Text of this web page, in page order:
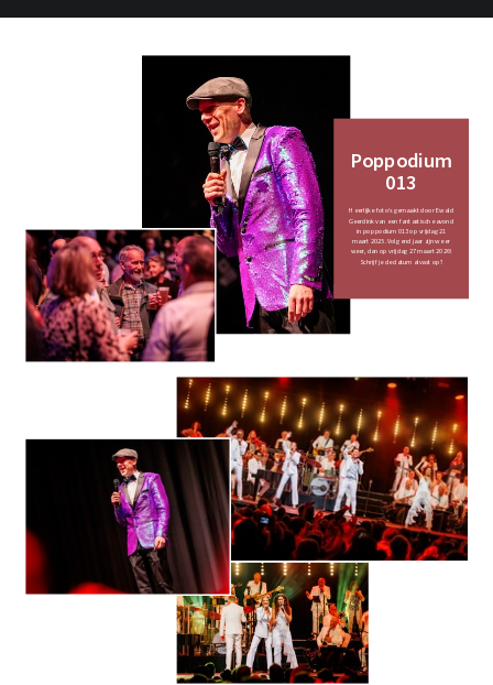
Poppodium
013
Heerlijke foto’s gemaakt door Ewald
Geerdink van een fantastische avond
in poppodium 013 op vrijdag 21
maart 2025. Volgend jaar zijn we er
weer, dan op vrijdag 27 maart 2026!
Schrijf je de datum alvast op?